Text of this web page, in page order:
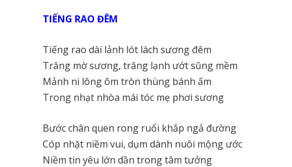
TIẾNG RAO ĐÊM
Tiếng rao dài lảnh lót lách sương đêm
Trăng mờ sương, trăng lạnh ướt sũng mềm
Mảnh ni lông ôm tròn thùng bánh ấm
Trong nhạt nhòa mái tóc mẹ phơi sương
Bước chân quen rong ruổi khắp ngả đường
Cóp nhặt niềm vui, dụm dành nuôi mộng ước
Niềm tin yêu lớn dần trong tâm tưởng